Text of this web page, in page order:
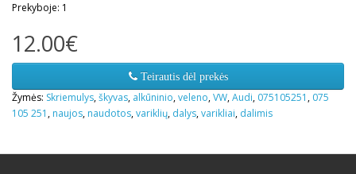
Prekyboje: 1
12.00€
Teirautis dėl prekės
Žymės: Skriemulys,škyvas, alkūninio,veleno,VW,Audi, 075105251 , 075
105 251 , naujos, naudotos,variklių, dalys,varikliai, dalimis